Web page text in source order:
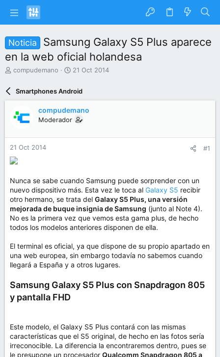
Noticia
Samsung Galaxy S5 Plus aparece
en la web oficial holandesa
I
a
r
d
e
l
e
m
a
compudemano
F
h
d
e
n
21 Oct 2014
Smartphones Android
compudemano
Moderador
21 Oct 2014 #1
Nunca se sabe cuando Samsung puede sorprender con un
nuevo dispositivo más. Esta vez le toca al Galaxy S5 recibir
otro hermano, se trata del Galaxy S5 Plus, una versión
mejorada de buque insignia de Samsung (junto al Note 4).
No es la primera vez que vemos esta gama plus, de hecho
todos los modelos anteriores disponen de ella.
El terminal es oficial, ya que dispone de su propio apartado en
una web europea, sin embargo todavía no sabemos cuando
llegará a España y a otros lugares.
Samsung Galaxy S5 Plus con Snapdragon 805
y pantalla FHD
Este modelo, el Galaxy S5 Plus contará con las mismas
características que el S5 original, de hecho en las fotos sería
irreconocible. La diferencia la encontraremos dentro, pues se
le presupone un procesador Qualcomm Snapdragon 805 a